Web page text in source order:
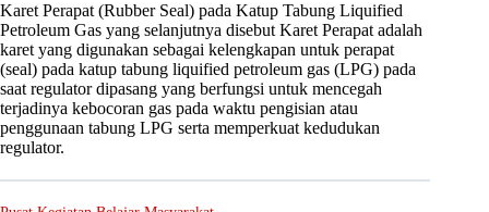
Karet Perapat (Rubber Seal) pada Katup Tabung Liquified
Petroleum Gas yang selanjutnya disebut Karet Perapat adalah
karet yang digunakan sebagai kelengkapan untuk perapat
(seal) pada katup tabung liquified petroleum gas (LPG) pada
saat regulator dipasang yang berfungsi untuk mencegah
terjadinya kebocoran gas pada waktu pengisian atau
penggunaan tabung LPG serta memperkuat kedudukan
regulator.